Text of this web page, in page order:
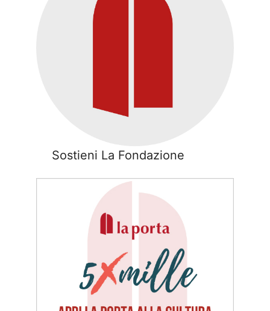
Sostieni La Fondazione